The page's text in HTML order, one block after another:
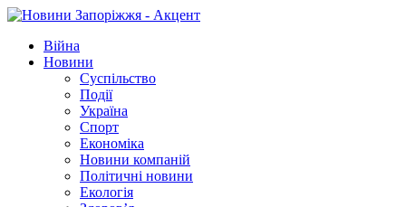
Війна
Новини
Суспільство
Події
Україна
Спорт
Економіка
Новини компаній
Політичні новини
Екологія